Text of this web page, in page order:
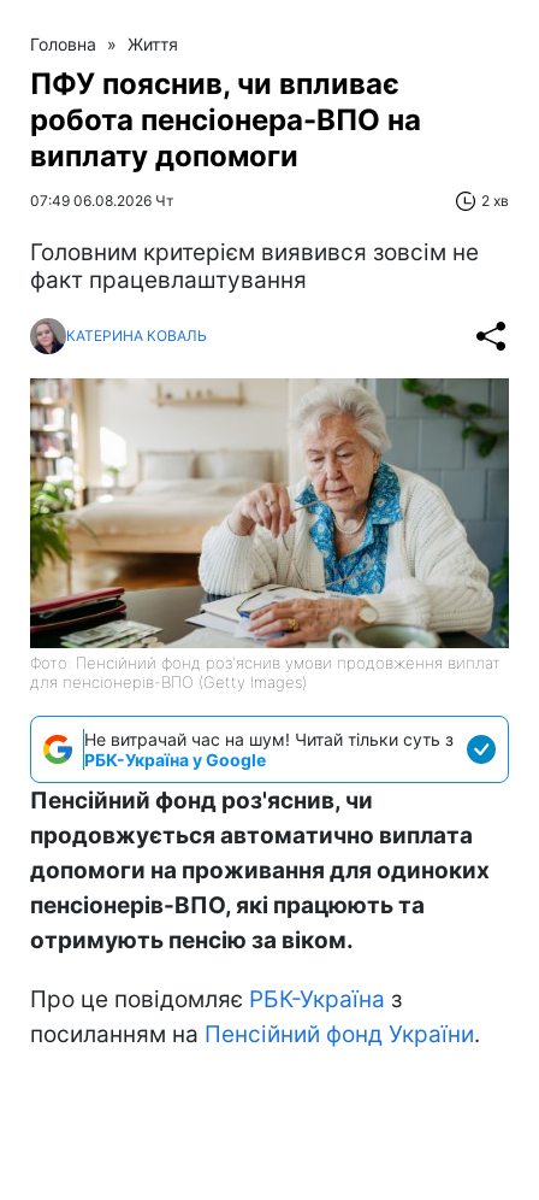
Головна » Життя
ПФУ пояснив, чи впливає
робота пенсіонера-ВПО на
виплату допомоги
07:49 06.08.2026 Чт 2 хв
Головним критерієм виявився зовсім не
факт працевлаштування
КАТЕРИНА КОВАЛЬ
Фото: Пенсійний фонд роз'яснив умови продовження виплат
для пенсіонерів-ВПО (Getty Images)
Не витрачай час на шум! Читай тільки суть з
РБК-Україна у Google
Пенсійний фонд роз'яснив, чи
продовжується автоматично виплата
допомоги на проживання для одиноких
пенсіонерів-ВПО, які працюють та
отримують пенсію за віком.
Про це повідомляє РБК-Україна з
посиланням на Пенсійний фонд України.